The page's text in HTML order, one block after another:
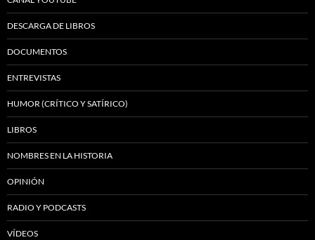
DESCARGA DE LIBROS
DOCUMENTOS
ENTREVISTAS
HUMOR (CRÍTICO Y SATÍRICO)
LIBROS
NOMBRES EN LA HISTORIA
OPINIÓN
RADIO Y PODCASTS
VÍDEOS